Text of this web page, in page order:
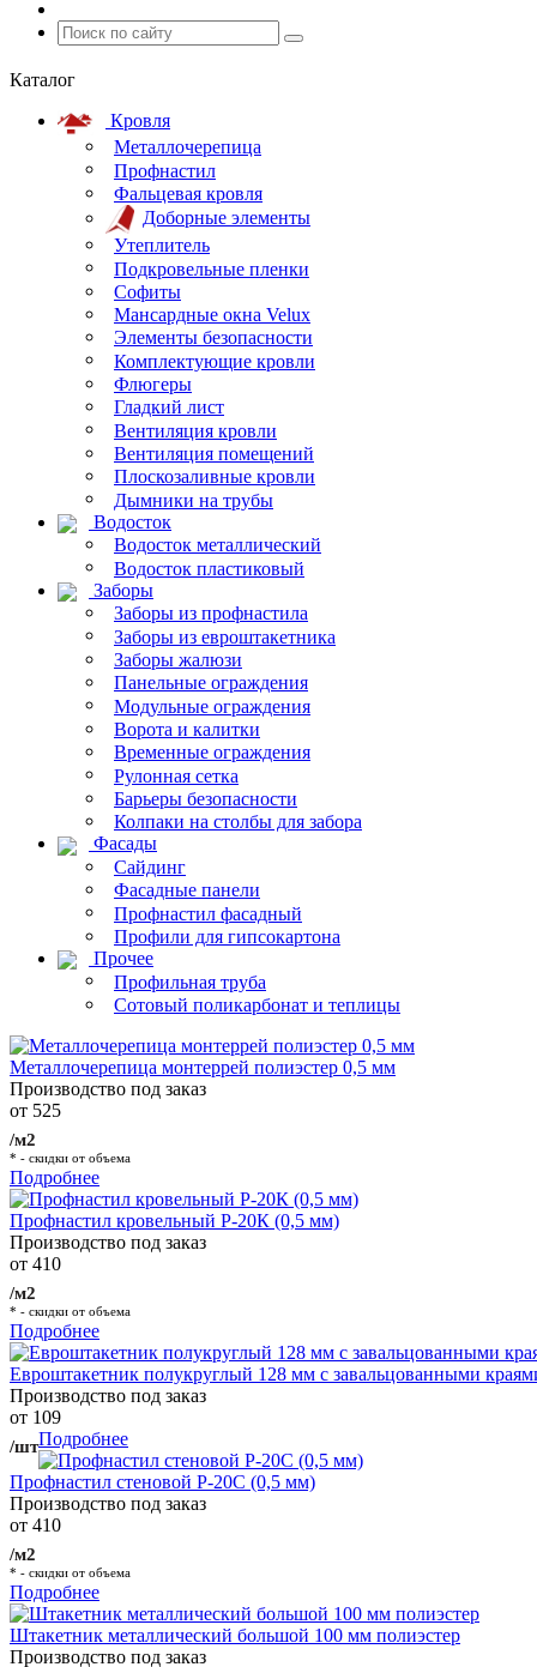
Каталог
Кровля
Металлочерепица
Профнастил
Фальцевая кровля
Доборные элементы
Утеплитель
Подкровельные пленки
Софиты
Мансардные окна Velux
Элементы безопасности
Комплектующие кровли
Флюгеры
Гладкий лист
Вентиляция кровли
Вентиляция помещений
Плоскозаливные кровли
Дымники на трубы
Водосток
Водосток металлический
Водосток пластиковый
Заборы
Заборы из профнастила
Заборы из евроштакетника
Заборы жалюзи
Панельные ограждения
Модульные ограждения
Ворота и калитки
Временные ограждения
Рулонная сетка
Барьеры безопасности
Колпаки на столбы для забора
Фасады
Сайдинг
Фасадные панели
Профнастил фасадный
Профили для гипсокартона
Прочее
Профильная труба
Сотовый поликарбонат и теплицы
Металлочерепица монтеррей полиэстер 0,5 мм
Производство под заказ
от 525
/м2
* - скидки от объема
Подробнее
Профнастил кровельный Р-20К (0,5 мм)
Производство под заказ
от 410
/м2
* - скидки от объема
Подробнее
Евроштакетник полукруглый 128 мм с завальцованными
Производство под заказ
от 109
/штПодробнее
Профнастил стеновой Р-20С (0,5 мм)
Производство под заказ
от 410
/м2
* - скидки от объема
Подробнее
Штакетник металлический большой 100 мм полиэстер
Производство под заказ